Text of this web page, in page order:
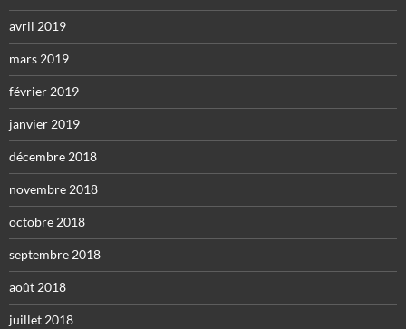
avril 2019
mars 2019
février 2019
janvier 2019
décembre 2018
novembre 2018
octobre 2018
septembre 2018
août 2018
juillet 2018